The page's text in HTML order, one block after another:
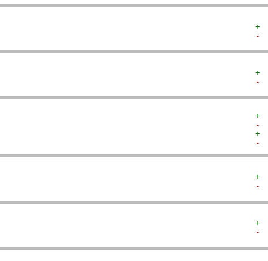
+
-
+
-
+
-
+
-
+
-
+
-